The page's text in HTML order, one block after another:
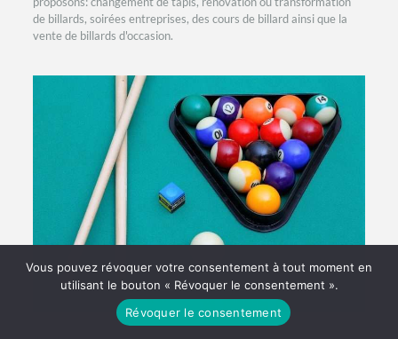
de billards, soirées entreprises, des cours de billard ainsi que la
vente de billards d'occasion.
Vous pouvez révoquer votre consentement à tout moment en
utilisant le bouton « Révoquer le consentement ».
Révoquer le consentement